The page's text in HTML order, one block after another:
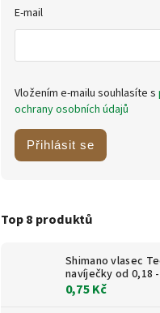
E-mail
Vložením e-mailu souhlasíte s
ochrany osobních údajů
Přihlásit se
Top 8 produktů
Shimano vlasec
navíječky od 0,18
0,75 Kč